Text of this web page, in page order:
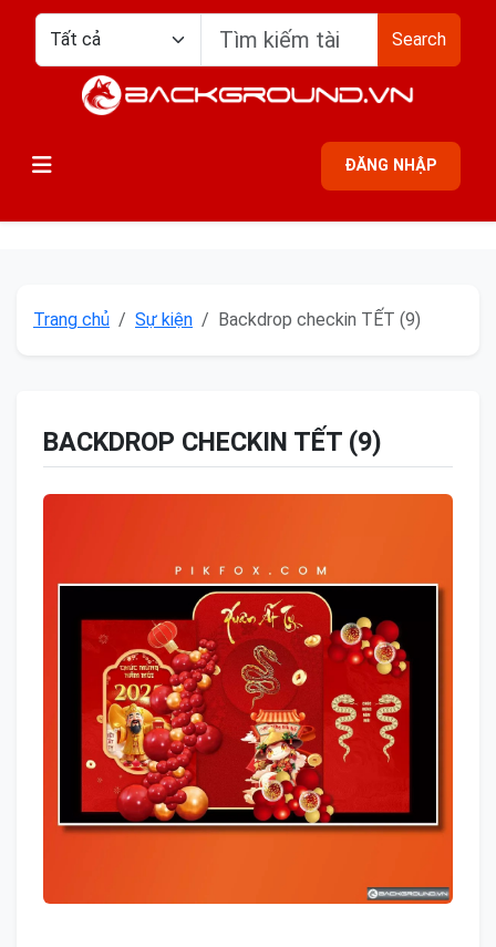
Search
ĐĂNG NHẬP
Trang chủ Sự kiện Backdrop checkin TẾT (9)
BACKDROP CHECKIN TẾT (9)